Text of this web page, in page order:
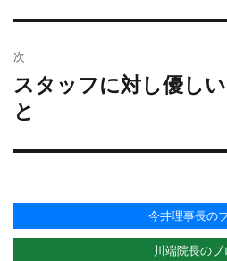
ョ
ン
次
次
の
投
稿:
スタッフに対し優し
と
今井理事長の
川端院長のブ